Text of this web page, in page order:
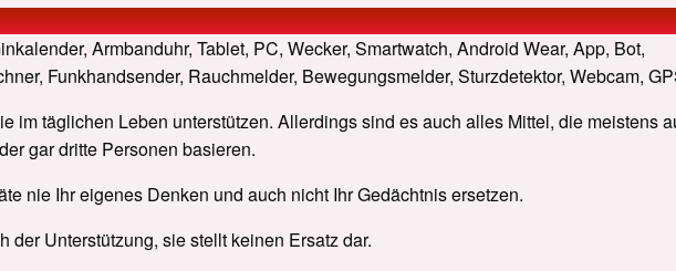
Armbanduhr, Tablet, PC, Wecker, Smartwatch, Android Wear, App, Bot,
Funkhandsender, Rauchmelder, Bewegungsmelder, Sturzdetektor, Webcam,
im täglichen Leben unterstützen. Allerdings sind es auch alles Mittel, die meistens
gar dritte Personen basieren.
nie Ihr eigenes Denken und auch nicht Ihr Gedächtnis ersetzen.
der Unterstützung, sie stellt keinen Ersatz dar.